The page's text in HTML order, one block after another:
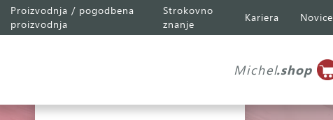
Michel Tube
Engineering GmbH
Proizvodnja / pogodbena
proizvodnja
Strokovno
znanje
Kariera Novice
Michel.shop